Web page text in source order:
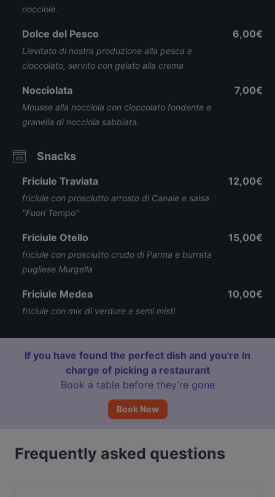
nocciole.
Dolce del Pesco
Lievitato di nostra produzione alla pesca e
cioccolato, servito con gelato alla crema
6,00€
Nocciolata
Mousse alla nocciola con cioccolato fondente e
granella di nocciola sabbiata.
7,00€
Snacks
Friciule Traviata
friciule con prosciutto arrosto di Canale e salsa
"Fuori Tempo"
12,00€
Friciule Otello
friciule con prosciutto crudo di Parma e burrata
pugliese Murgella
15,00€
Friciule Medea
friciule con mix di verdure e semi misti
10,00€
If you have found the perfect dish and you're in
charge of picking a restaurant
Book a table before they’re gone
Book Now
Frequently asked questions